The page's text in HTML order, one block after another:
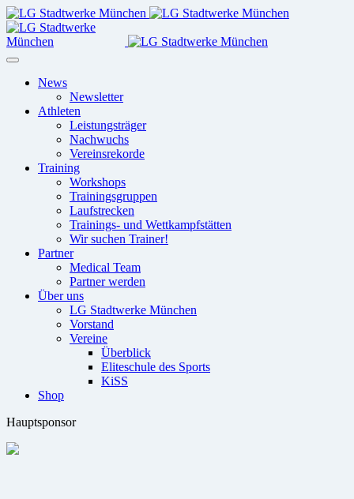
News
Newsletter
Athleten
Leistungsträger
Nachwuchs
Vereinsrekorde
Training
Workshops
Trainingsgruppen
Laufstrecken
Trainings- und Wettkampfstätten
Wir suchen Trainer!
Partner
Medical Team
Partner werden
Über uns
LG Stadtwerke München
Vorstand
Vereine
Überblick
Eliteschule des Sports
KiSS
Shop
Hauptsponsor